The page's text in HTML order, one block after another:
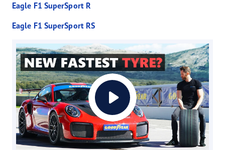
Eagle F1 SuperSport R
Eagle F1 SuperSport RS